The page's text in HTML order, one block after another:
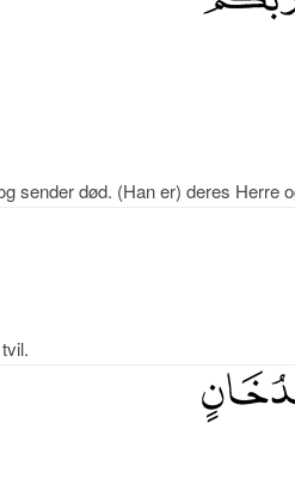
sender død. (Han er) deres Herre